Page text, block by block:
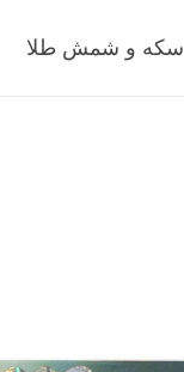
سکه و شمش طلا